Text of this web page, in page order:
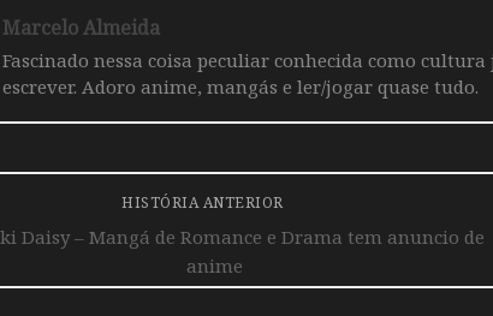
Marcelo Almeida
Fascinado nessa coisa peculiar conhecida como
escrever. Adoro anime, mangás e ler/jogar quase tudo.
HISTÓRIA ANTERIOR
Daisy – Mangá de Romance e Drama tem anuncio de
anime